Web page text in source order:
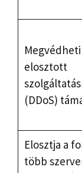
elosztott
(DDoS)
Elosztja a
több